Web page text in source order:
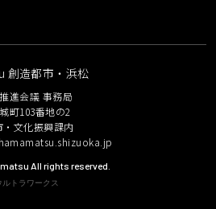
創造都市・浜松
進会議 事務局
町103番地の2
文化振興課内
All rights reserved.
トラワークス